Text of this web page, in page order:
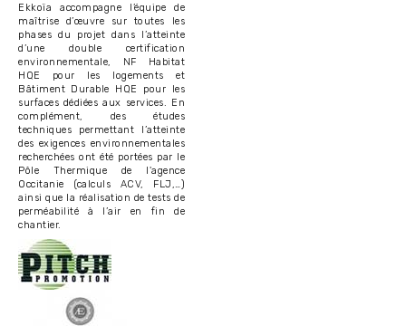
Ekkoïa accompagne l’équipe de
maîtrise d’œuvre sur toutes les
phases du projet dans l’atteinte
d’une double certification
environnementale, NF Habitat
HQE pour les logements et
Bâtiment Durable HQE pour les
surfaces dédiées aux services. En
complément, des études
techniques permettant l’atteinte
des exigences environnementales
recherchées ont été portées par le
Pôle Thermique de l'agence
Occitanie (calculs ACV, FLJ,…)
ainsi que la réalisation de tests de
perméabilité à l’air en fin de
chantier.